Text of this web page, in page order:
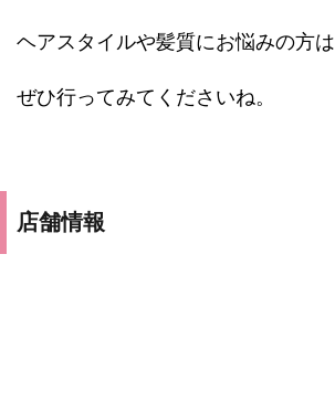
ヘアスタイルや髪質にお悩みの方は
ぜひ行ってみてくださいね。
店舗情報